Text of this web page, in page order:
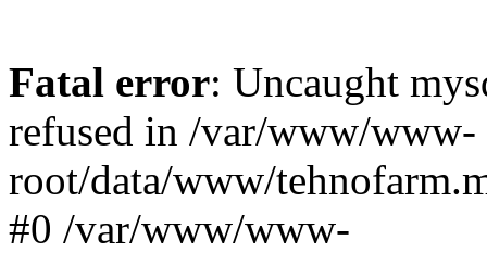
Fatal error: Uncaught
refused in /var/www/www-
root/data/www/
#0 /var/www/www-